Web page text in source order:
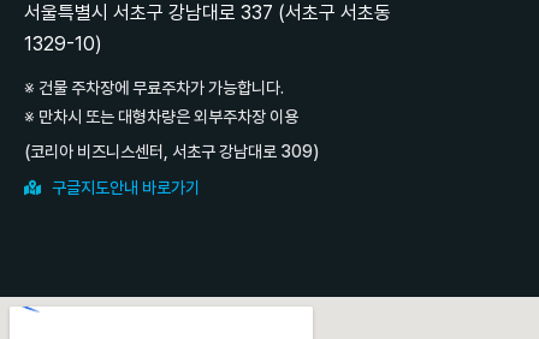
서울특별시 서초구 강남대로 337 (서초구 서초동
1329-10)
※ 건물 주차장에 무료주차가 가능합니다.
※ 만차시 또는 대형차량은 외부주차장 이용
(코리아 비즈니스센터, 서초구 강남대로 309)
구글지도안내 바로가기